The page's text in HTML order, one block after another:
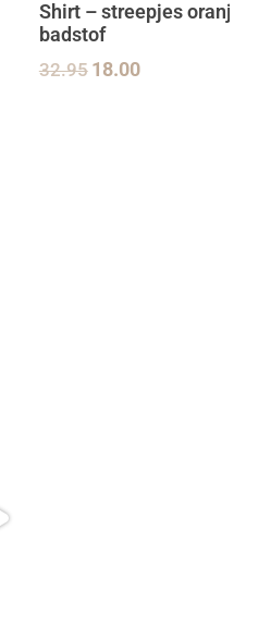
Shirt – streepjes oranje
badstof
32.95 18.00